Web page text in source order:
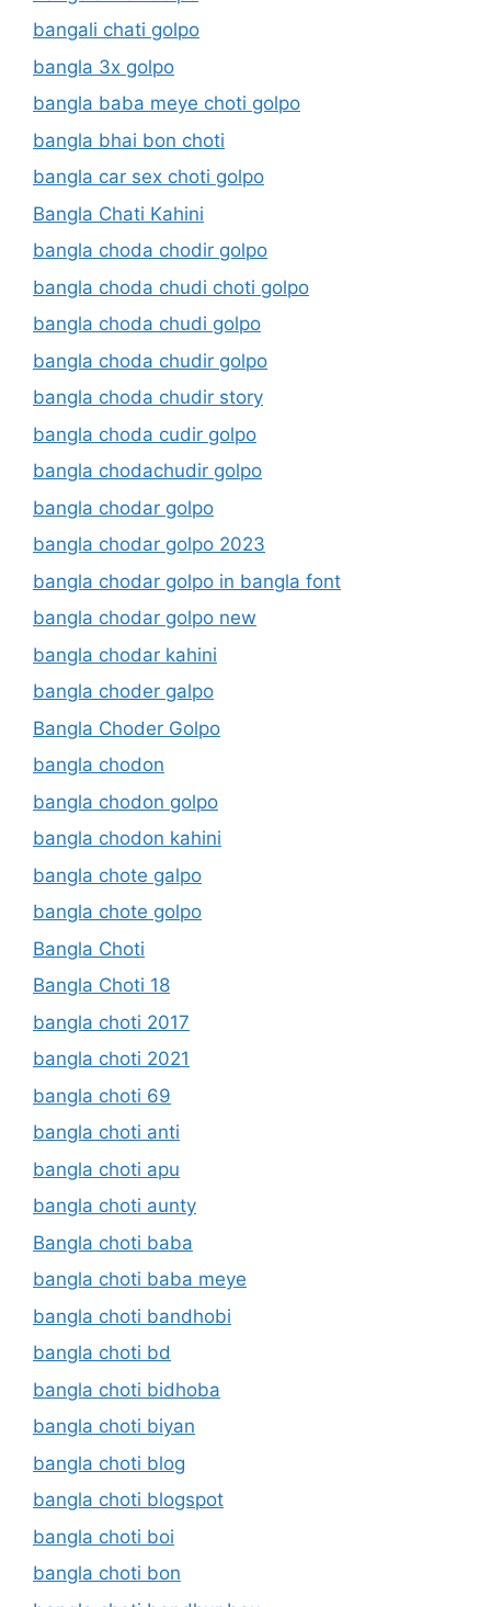
bangali chati golpo
bangla 3x golpo
bangla baba meye choti golpo
bangla bhai bon choti
bangla car sex choti golpo
Bangla Chati Kahini
bangla choda chodir golpo
bangla choda chudi choti golpo
bangla choda chudi golpo
bangla choda chudir golpo
bangla choda chudir story
bangla choda cudir golpo
bangla chodachudir golpo
bangla chodar golpo
bangla chodar golpo 2023
bangla chodar golpo in bangla font
bangla chodar golpo new
bangla chodar kahini
bangla choder galpo
Bangla Choder Golpo
bangla chodon
bangla chodon golpo
bangla chodon kahini
bangla chote galpo
bangla chote golpo
Bangla Choti
Bangla Choti 18
bangla choti 2017
bangla choti 2021
bangla choti 69
bangla choti anti
bangla choti apu
bangla choti aunty
Bangla choti baba
bangla choti baba meye
bangla choti bandhobi
bangla choti bd
bangla choti bidhoba
bangla choti biyan
bangla choti blog
bangla choti blogspot
bangla choti boi
bangla choti bon